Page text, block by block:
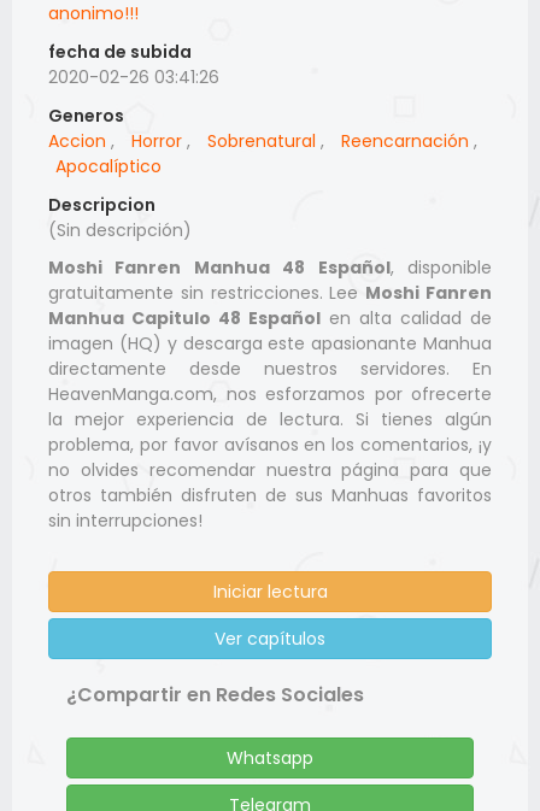
anonimo!!!
fecha de subida
2020-02-26 03:41:26
Generos
Accion , Horror , Sobrenatural , Reencarnación ,
Apocalíptico
Descripcion
(Sin descripción)
Moshi Fanren Manhua 48 Español, disponible
gratuitamente sin restricciones. Lee Moshi Fanren
Manhua Capitulo 48 Español en alta calidad de
imagen (HQ) y descarga este apasionante Manhua
directamente desde nuestros servidores. En
HeavenManga.com, nos esforzamos por ofrecerte
la mejor experiencia de lectura. Si tienes algún
problema, por favor avísanos en los comentarios, ¡y
no olvides recomendar nuestra página para que
otros también disfruten de sus Manhuas favoritos
sin interrupciones!
Iniciar lectura
Ver capítulos
¿Compartir en Redes Sociales
Whatsapp
Telegram